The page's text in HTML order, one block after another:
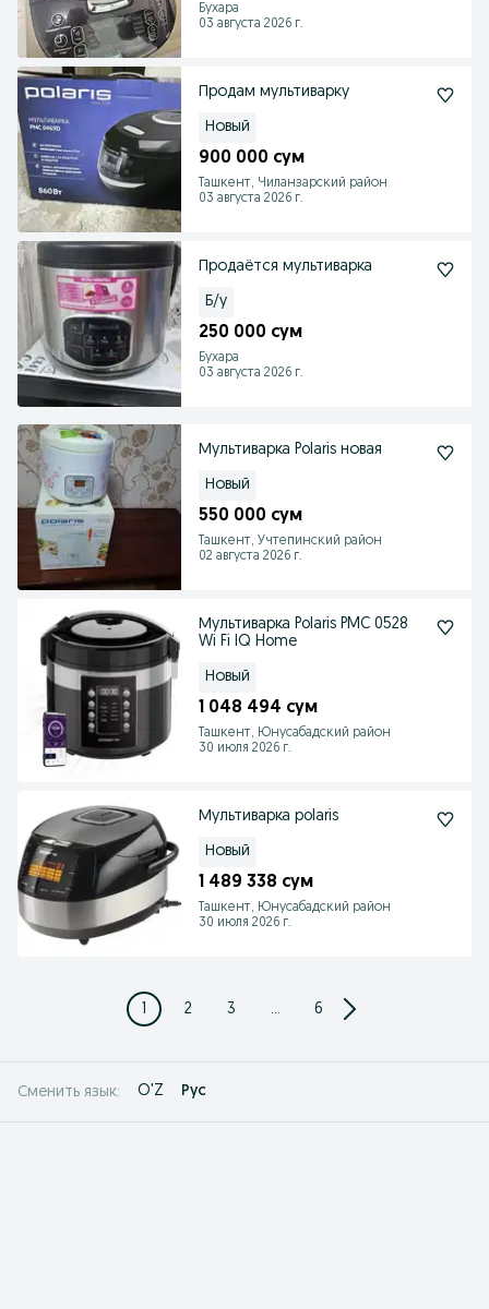
Бухара
03 августа 2026 г.
Продам мультиварку
Новый
900 000 сум
Ташкент, Чиланзарский район
03 августа 2026 г.
Продаётся мультиварка
Б/у
250 000 сум
Бухара
03 августа 2026 г.
Мультиварка Polaris новая
Новый
550 000 сум
Ташкент, Учтепинский район
02 августа 2026 г.
Мультиварка Polaris PMC 0528
Wi Fi IQ Home
Новый
1 048 494 сум
Ташкент, Юнусабадский район
30 июля 2026 г.
Мультиварка polaris
Новый
1 489 338 сум
Ташкент, Юнусабадский район
30 июля 2026 г.
1 2 3 ... 6
Сменить язык: O'Z Рус